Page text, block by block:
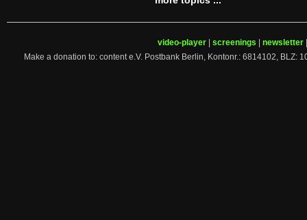
video-player screenings newsletter
Make a donation to: content e.V. Postbank Berlin, Kontonr.: 6814102, BLZ: